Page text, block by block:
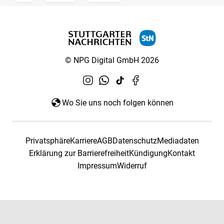
© NPG Digital GmbH 2026
Wo Sie uns noch folgen können
PrivatsphäreKarriereAGBDatenschutzMediadaten
Erklärung zur BarrierefreiheitKündigungKontakt
ImpressumWiderruf